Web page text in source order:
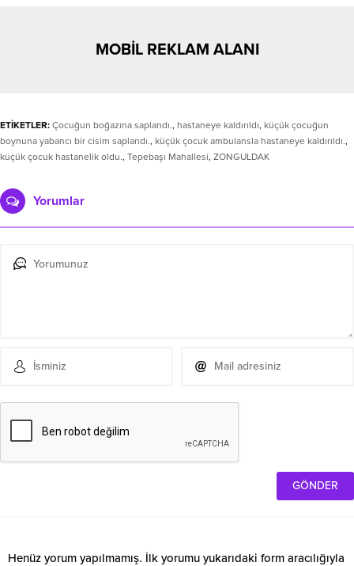
MOBİL REKLAM ALANI
ETİKETLER: Çocuğun boğazına saplandı., hastaneye kaldırıldı, küçük çocuğun
boynuna yabancı bir cisim saplandı., küçük çocuk ambulansla hastaneye kaldırıldı.,
küçük çocuk hastanelik oldu., Tepebaşı Mahallesi, ZONGULDAK
Yorumlar
Henüz yorum yapılmamış. İlk yorumu yukarıdaki form aracılığıyla